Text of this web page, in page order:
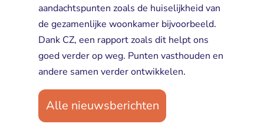
aandachtspunten zoals de huiselijkheid van
de gezamenlijke woonkamer bijvoorbeeld.
Dank CZ, een rapport zoals dit helpt ons
goed verder op weg. Punten vasthouden en
andere samen verder ontwikkelen.
Alle nieuwsberichten